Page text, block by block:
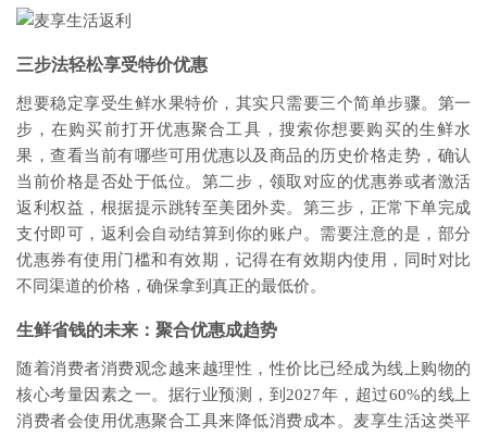
三步法轻松享受特价优惠
想要稳定享受生鲜水果特价，其实只需要三个简单步骤。第一
步，在购买前打开优惠聚合工具，搜索你想要购买的生鲜水
果，查看当前有哪些可用优惠以及商品的历史价格走势，确认
当前价格是否处于低位。第二步，领取对应的优惠券或者激活
返利权益，根据提示跳转至美团外卖。第三步，正常下单完成
支付即可，返利会自动结算到你的账户。需要注意的是，部分
优惠券有使用门槛和有效期，记得在有效期内使用，同时对比
不同渠道的价格，确保拿到真正的最低价。
生鲜省钱的未来：聚合优惠成趋势
随着消费者消费观念越来越理性，性价比已经成为线上购物的
核心考量因素之一。据行业预测，到2027年，超过60%的线上
消费者会使用优惠聚合工具来降低消费成本。麦享生活这类平